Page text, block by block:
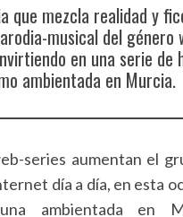
que mezcla realidad y
musical del género
en una serie de
ambientada en Murcia.
series aumentan el
día a día, en esta
ambientada en